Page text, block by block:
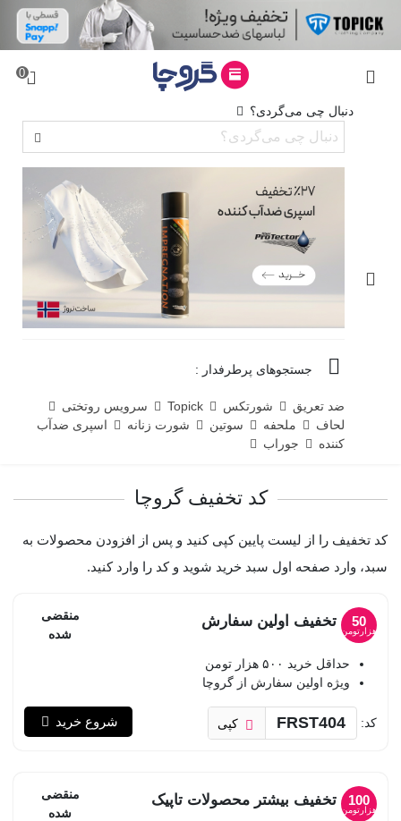
0
دنبال چی می‌گردی؟
جستجوهای پرطرفدار :
ضد تعریق شورتکس Topick
سرویس روتختی
لحاف
ملحفه سوتین شورت زنانه
اسپری ضدآب
کننده
جوراب
کد تخفیف گروچا
کد تخفیف را از لیست پایین کپی کنید و پس از افزودن محصولات به
سبد، وارد صفحه اول سبد خرید شوید و کد را وارد کنید.
50
هزارتومن
تخفیف اولین سفارش
منقضی
شده
حداقل خرید ۵۰۰ هزار تومن
ویژه اولین سفارش از گروچا
کد: FRST404 کپی شروع خرید
100
هزارتومن
تخفیف بیشتر محصولات تاپیک
منقضی
شده